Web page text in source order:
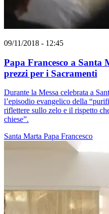
09/11/2018 - 12:45
Papa Francesco a Santa
prezzi per i Sacramenti
Durante la Messa celebrata a
l’episodio evangelico della
riflettere sullo zelo e il rispetto
chiese”.
Santa Marta Papa Francesco